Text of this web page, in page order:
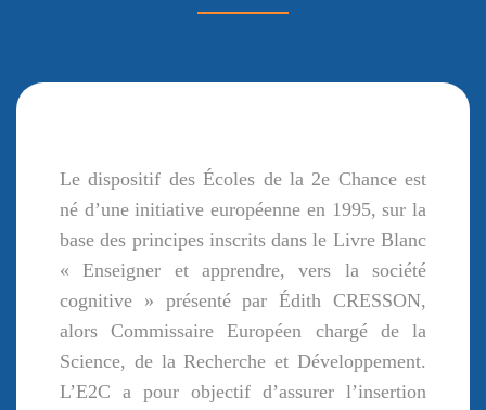
Le dispositif des Écoles de la 2e Chance est
né d’une initiative européenne en 1995, sur la
base des principes inscrits dans le Livre Blanc
« Enseigner et apprendre, vers la société
cognitive » présenté par Édith CRESSON,
alors Commissaire Européen chargé de la
Science, de la Recherche et Développement.
L’E2C a pour objectif d’assurer l’insertion